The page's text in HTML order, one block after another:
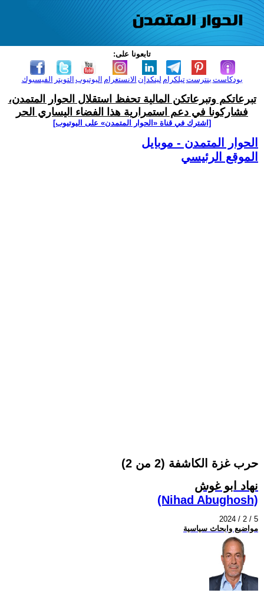
تابعونا على:
الفيسبوك التويتر اليوتيوب الانستغرام لينكدإن تيلكرامبنترست بودكاست
تبرعاتكم وتبرعاتكن المالية تحفظ استقلال الحوار المتمدن،
فشاركونا في دعم استمرارية هذا الفضاء اليساري الحر
[اشترك في قناة ‫«الحوار المتمدن» على اليوتيوب]
الحوار المتمدن - موبايل
الموقع الرئيسي
حرب غزة الكاشفة (2 من 2)
نهاد ابو غوش
(Nihad Abughosh)
2024 / 2 / 5
مواضيع وابحاث سياسية